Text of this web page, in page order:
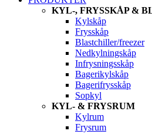
KYL-, FRYSSKÅP &
Kylskåp
Frysskåp
Blastchiller/freezer
Nedkylningskåp
Infrysningsskåp
Bagerikylskåp
Bagerifrysskåp
Sopkyl
KYL- & FRYSRUM
Kylrum
Frysrum